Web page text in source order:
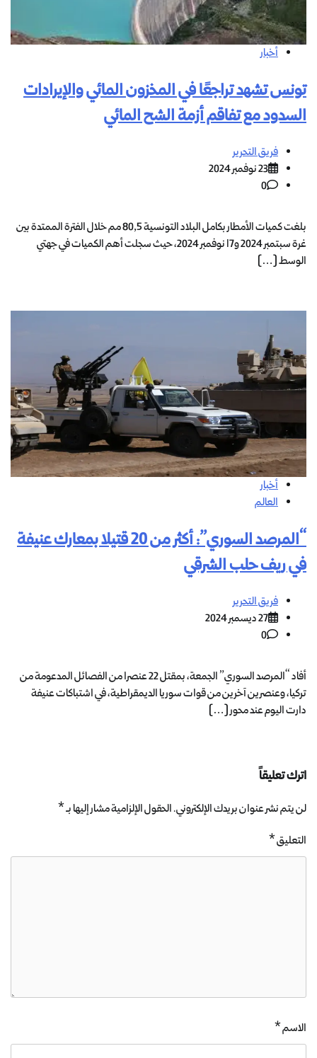
أخبار
تونس تشهد تراجعًا في المخزون المائي والإيرادات
السدود مع تفاقم أزمة الشح المائي
فريق التحرير
23 نوفمبر 2024
0
بلغت كميات الأمطار بكامل البلاد التونسية 80,5 مم خلال الفترة الممتدة بين
غرة سبتمبر 2024 و17 نوفمبر 2024، حيث سجلت أهم الكميات في جهتي
الوسط […]
أخبار
العالم
“المرصد السوري”: أكثر من 20 قتيلا بمعارك عنيفة
في ريف حلب الشرقي
فريق التحرير
27 ديسمبر 2024
0
أفاد “المرصد السوري” الجمعة، بمقتل 22 عنصرا من الفصائل المدعومة من
تركيا، وعنصرين آخرين من قوات سوريا الديمقراطية، في اشتباكات عنيفة
دارت اليوم عند محور […]
اترك تعليقاً
لن يتم نشر عنوان بريدك الإلكتروني.الحقول الإلزامية مشار إليها بـ*
التعليق*
الاسم*